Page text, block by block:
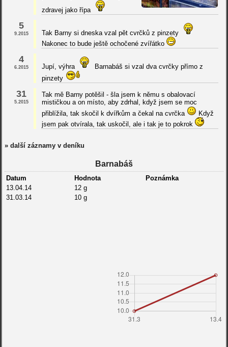
zdravej jako řípa
5
9.2015
Tak Barny si dneska vzal pět cvrčků z pinzety
Nakonec to bude ještě ochočené zvířátko
4
6.2015 Jupí, výhra
Barnabáš si vzal dva cvrčky přímo z
pinzety
31
5.2015
Tak mě Barny potěšil - šla jsem k němu s obalovací
mističkou a on místo, aby zdrhal, když jsem se moc
přiblížila, tak skočil k dvířkům a čekal na cvrčka
Když
jsem pak otvírala, tak uskočil, ale i tak je to pokrok
» další záznamy v deníku
Barnabáš
Datum Hodnota
Poznámka
13.04.14
12 g
31.03.14
10 g